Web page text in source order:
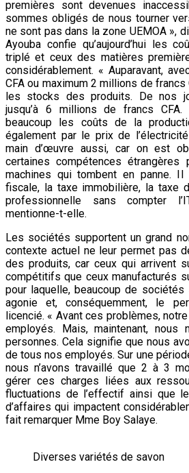
premières sont devenues
sommes obligés de nous tourner
ne sont pas dans la zone UEMOA »,
Ayouba confie qu’aujourd’hui les
triplé et ceux des matières
considérablement. « Auparavant,
CFA ou maximum 2 millions de francs
les stocks des produits. De nos
jusqu’à 6 millions de francs
beaucoup les coûts de la
également par le prix de
main d’œuvre aussi, car on est
certaines compétences étrangères
machines qui tombent en panne.
fiscale, la taxe immobilière, la taxe
professionnelle sans compter
mentionne-t-elle.
Les sociétés supportent un grand
contexte actuel ne leur permet pas
des produits, car ceux qui arrivent
compétitifs que ceux manufacturés
pour laquelle, beaucoup de sociétés
agonie et, conséquemment, le
licencié. « Avant ces problèmes,
employés. Mais, maintenant, nous
personnes. Cela signifie que nous
de tous nos employés. Sur une
nous n’avons travaillé que 2 à 3
gérer ces charges liées aux
fluctuations de l’effectif ainsi que
d’affaires qui impactent
fait remarquer Mme Boy Salaye.
Diverses variétés de savon